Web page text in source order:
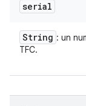
serial
String : un
TFC.